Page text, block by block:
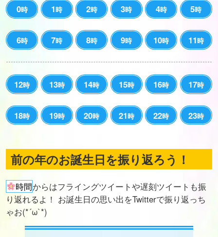
0時 1時 2時 3時 4時 5時
6時 7時 8時 9時 10時 11時
12時 13時 14時 15時 16時 17時
18時 19時 20時 21時 22時 23時
前の年のお誕生日を振り返ろう！
時間からはフライングツイートや遅刻ツイートも振
り返れるよ！ お誕生日の思い出をTwitterで振り返っち
ゃお(*´ω`*)